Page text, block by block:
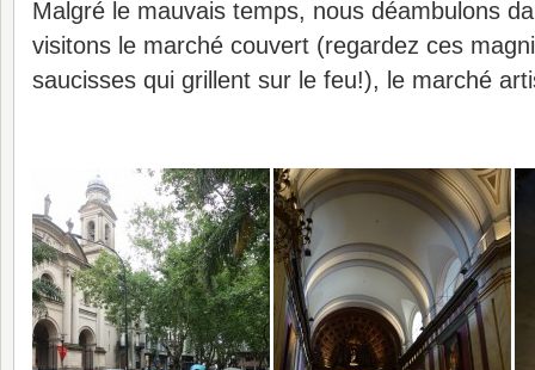
Malgré le mauvais temps, nous déambulons
visitons le marché couvert (regardez ces
saucisses qui grillent sur le feu!), le marché